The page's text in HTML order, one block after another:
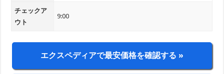
チェックア
ウト
9:00
エクスペディアで最安価格を確認する »